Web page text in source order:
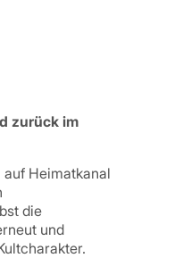
zurück im
Heimatkanal
die
und